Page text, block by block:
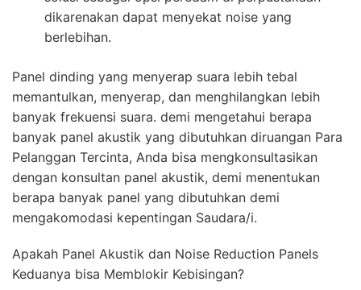
dikarenakan dapat menyekat noise yang
berlebihan.
Panel dinding yang menyerap suara lebih tebal
memantulkan, menyerap, dan menghilangkan lebih
banyak frekuensi suara. demi mengetahui berapa
banyak panel akustik yang dibutuhkan diruangan Para
Pelanggan Tercinta, Anda bisa mengkonsultasikan
dengan konsultan panel akustik, demi menentukan
berapa banyak panel yang dibutuhkan demi
mengakomodasi kepentingan Saudara/i.
Apakah Panel Akustik dan Noise Reduction Panels
Keduanya bisa Memblokir Kebisingan?